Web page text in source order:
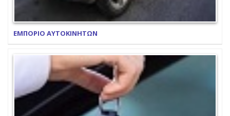
ΕΜΠΟΡΙΟ ΑΥΤΟΚΙΝΗΤΩΝ